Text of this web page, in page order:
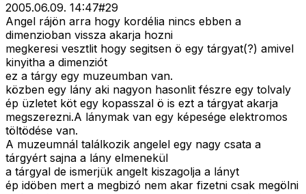
2005.06.09. 14:47#29
Angel rájön arra hogy kordélia nincs ebben a
dimenzioban vissza akarja hozni
megkeresi vesztlit hogy segitsen ö egy tárgyat(?) amivel
kinyitha a dimenziót
ez a tárgy egy muzeumban van.
közben egy lány aki nagyon hasonlit fészre egy tolvaly
ép üzletet köt egy kopasszal ö is ezt a tárgyat akarja
megszerezni.A lánymak van egy képesége elektromos
töltödése van.
A muzeumnál találkozik angelel egy nagy csata a
tárgyért sajna a lány elmenekül
a tárgyal de ismerjük angelt kiszagolja a lányt
ép idöben mert a megbizó nem akar fizetni csak megölni